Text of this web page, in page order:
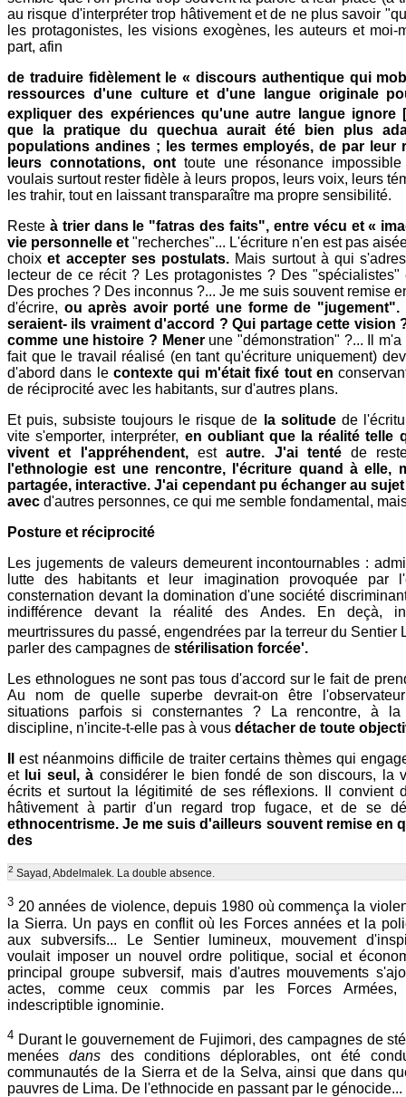
au risque d'interpréter trop hâtivement et de ne plus savoir
les protagonistes, les visions exogènes, les auteurs et moi-
part, afin
de traduire fidèlement le « discours authentique qui
ressources d'une culture et d'une langue originale
expliquer des expériences qu'une autre langue ignore
que la pratique du quechua aurait été bien plus
populations andines ; les termes employés, de par leur
leurs connotations, ont toute une résonance
voulais surtout rester fidèle à leurs propos, leurs voix, leurs
les trahir, tout en laissant transparaître ma propre sensibilité.
Reste à trier dans le "fatras des faits", entre vécu et «
vie personnelle et "recherches"... L'écriture n'en est pas
choixet accepter ses postulats. Mais surtout à qui
lecteur de ce récit ? Les protagonistes ? Des
Des proches ? Des inconnus ?... Je me suis souvent remise
d'écrire, ou après avoir porté une forme de "jugement".
seraient- ils vraiment d'accord ? Qui partage cette vision
comme une histoire ? Mener une "démonstration" ?... Il
fait que le travail réalisé (en tant qu'écriture uniquement)
d'abord dans lecontexte qui m'était fixé tout en
de réciprocité avec les habitants, sur d'autres plans.
Et puis, subsiste toujours le risque de
la solitude de
vite s'emporter, interpréter, en oubliant que la réalité telle
vivent et l'appréhendent, estautre. J'ai tentéde
l'ethnologie est une rencontre, l'écriture quand à elle,
partagée, interactive. J'ai cependant pu échanger au
avec d'autres personnes, ce qui me semble fondamental,
Posture et réciprocité
Les jugements de valeurs demeurent incontournables :
lutte des habitants et leur imagination provoquée par
consternation devant la domination d'une société
indifférence devant la réalité des Andes. En deçà,
meurtrissures du passé, engendrées par la terreur du Sentier
parler des campagnes de stérilisation forcée'.
Les ethnologues ne sont pas tous d'accord sur le fait de
Au nom de quelle superbe devrait-on être
situations parfois si consternantes ? La rencontre, à
discipline, n'incite-t-elle pas à vous détacher de toute
est néanmoins difficile de traiter certains thèmes qui
et lui seul, à considérer le bien fondé de son discours, la
écrits et surtout la légitimité de ses réflexions. Il convient
hâtivement à partir d'un regard trop fugace, et de se
ethnocentrisme. Je me suis d'ailleurs souvent remise en
des
2 Sayad, Abdelmalek. La double absence.
3 20 années de violence, depuis 1980 où commença la
la Sierra. Un pays en conflit où les Forces années et la
aux subversifs... Le Sentier lumineux, mouvement
voulait imposer un nouvel ordre politique, social et
principal groupe subversif, mais d'autres mouvements
actes, comme ceux commis par les Forces Armées,
indescriptible ignominie.
4 Durant le gouvernement de Fujimori, des campagnes de
menéesdansdes conditions déplorables, ont été
communautés de la Sierra et de la Selva, ainsi que dans
pauvres de Lima. De l'ethnocide en passant par le génocide...